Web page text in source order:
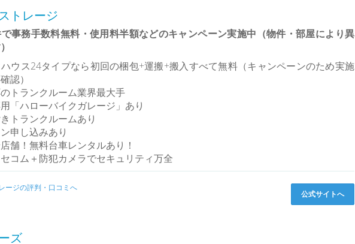
トレージ
事務手数料無料・使用料半額などのキャンペーン実施中（物件・部屋により異
ハウス24タイプなら初回の梱包+運搬+搬入すべて無料（キャンペーンのため実施
認）
トランクルーム業界最大手
「ハローバイクガレージ」あり
トランクルームあり
申し込みあり
舗！無料台車レンタルあり！
セコム＋防犯カメラでセキュリティ万全
ージの評判・口コミへ
公式サイトへ
ズ